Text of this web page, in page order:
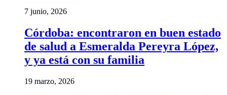
7 junio, 2026
Córdoba: encontraron en buen estado
de salud a Esmeralda Pereyra López,
y ya está con su familia
19 marzo, 2026